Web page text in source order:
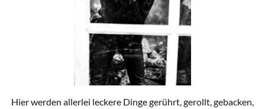
Hier werden allerlei leckere Dinge gerührt, gerollt, gebacken,